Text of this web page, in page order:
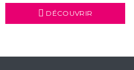
DÉCOUVRIR